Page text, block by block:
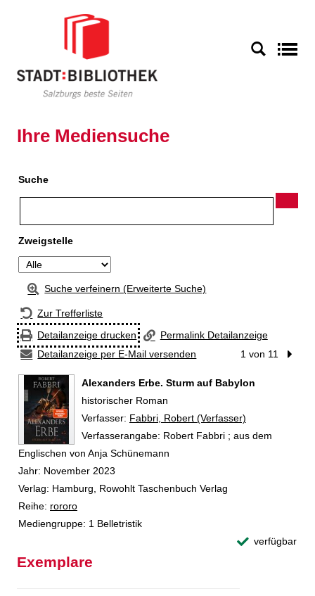
Ihre Mediensuche
Suche
Zweigstelle
Suche verfeinern (Erweiterte Suche)
Zur Trefferliste
Detailanzeige drucken
Permalink Detailanzeige
Detailanzeige per E-Mail versenden
1 von 11
Alexanders Erbe. Sturm auf Babylon
historischer Roman
Verfasser: Suche nach diesem Verfasser
Fabbri, Robert (Verfasser)
Verfasserangabe: Robert Fabbri ; aus dem
Englischen von Anja Schünemann
Jahr: November 2023
Verlag: Hamburg, Rowohlt Taschenbuch Verlag
Reihe: rororo
Mediengruppe: 1 Belletristik
verfügbar
Exemplare